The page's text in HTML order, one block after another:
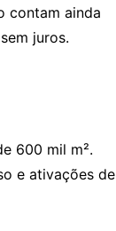
contam ainda
juros.
600 mil m².
e ativações de